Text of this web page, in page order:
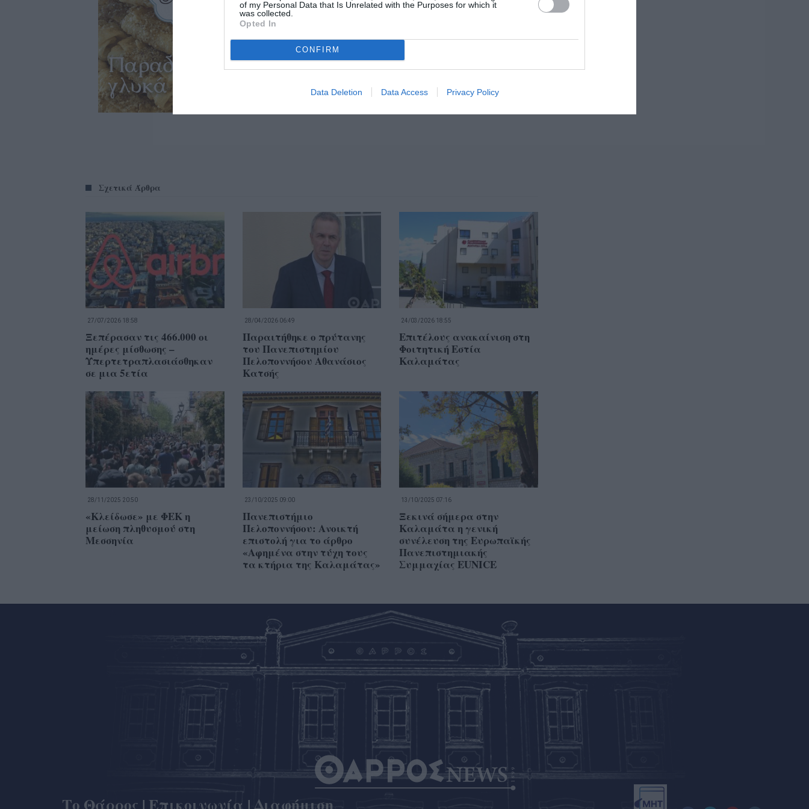
of my Personal Data that Is Unrelated with the Purposes for which it
was collected.
Opted In
CONFIRM
Data Deletion Data Access Privacy Policy
Σχετικά Άρθρα
27/07/2026 18:58
Ξεπέρασαν τις 466.000 οι
ημέρες μίσθωσης –
Υπερτετραπλασιάσθηκαν
σε μια 5ετία
28/04/2026 06:49
Παραιτήθηκε ο πρύτανης
του Πανεπιστημίου
Πελοποννήσου Αθανάσιος
Κατσής
24/03/2026 18:55
Επιτέλους ανακαίνιση στη
Φοιτητική Εστία
Καλαμάτας
28/11/2025 20:50
«Κλείδωσε» με ΦΕΚ η
μείωση πληθυσμού στη
Μεσσηνία
23/10/2025 09:00
Πανεπιστήμιο
Πελοποννήσου: Ανοικτή
επιστολή για το άρθρο
«Αφημένα στην τύχη τους
τα κτήρια της Καλαμάτας»
13/10/2025 07:16
Ξεκινά σήμερα στην
Καλαμάτα η γενική
συνέλευση της Ευρωπαϊκής
Πανεπιστημιακής
Συμμαχίας EUNICE
Το Θάρρος | Επικοινωνία | Διαφήμιση